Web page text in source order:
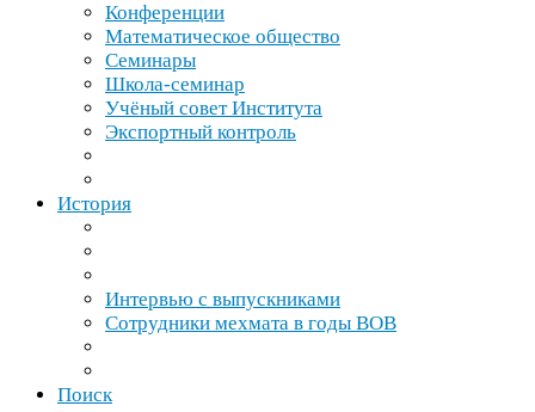
Конференции
Математическое общество
Семинары
Школа-​семинар
Учёный совет Института
Экспортный контроль
История
Интервью с выпускниками
Сотрудники мехмата в годы ВОВ
Поиск